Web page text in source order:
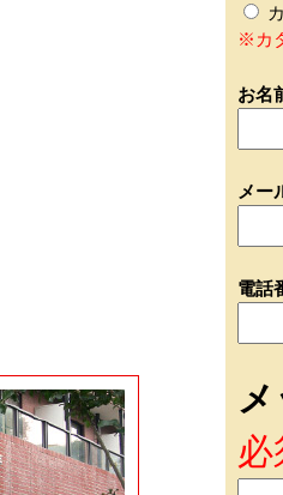
※カ
お名
メー
電話
必